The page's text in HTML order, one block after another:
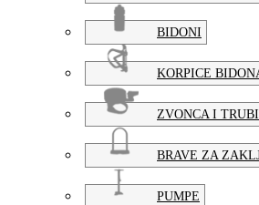
BIDONI
KORPICE
ZVONCA I
BRAVE ZA
PUMPE